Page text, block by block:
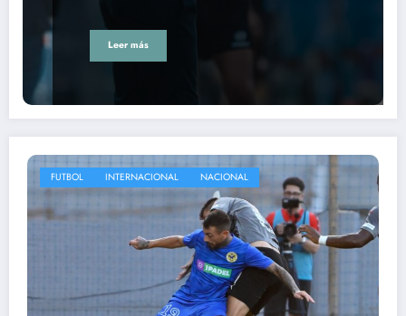
Leer más
FUTBOL INTERNACIONAL NACIONAL